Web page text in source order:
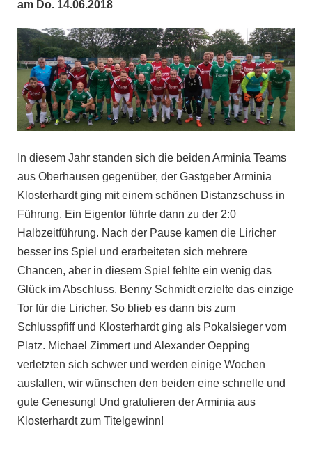
am Do. 14.06.2018
In diesem Jahr standen sich die beiden Arminia Teams
aus Oberhausen gegenüber, der Gastgeber Arminia
Klosterhardt ging mit einem schönen Distanzschuss in
Führung. Ein Eigentor führte dann zu der 2:0
Halbzeitführung. Nach der Pause kamen die Liricher
besser ins Spiel und erarbeiteten sich mehrere
Chancen, aber in diesem Spiel fehlte ein wenig das
Glück im Abschluss. Benny Schmidt erzielte das einzige
Tor für die Liricher. So blieb es dann bis zum
Schlusspfiff und Klosterhardt ging als Pokalsieger vom
Platz. Michael Zimmert und Alexander Oepping
verletzten sich schwer und werden einige Wochen
ausfallen, wir wünschen den beiden eine schnelle und
gute Genesung! Und gratulieren der Arminia aus
Klosterhardt zum Titelgewinn!